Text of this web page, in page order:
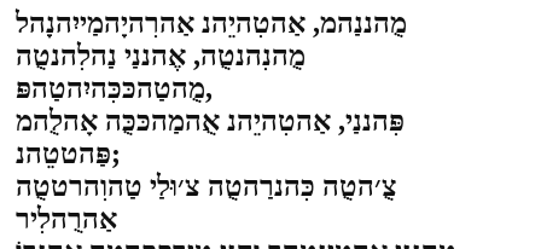
מֻהננַהמ, אַהטִהיֵהנ אַהרִהיָהמַייִהנָהל
מֻהנִהנטֻה, אֶהננַי נַהלִהנטֻה
מֻהטַהכּכִּהיִהטַהפּ,
פִּהננַי, אַהטִהיֵהנ אֻהמַהכּכֻּה אָהלֻהמ
פַּהטטֵהנ;
צֻ׳הטֻה כִּהנרַהטֻה צ׳וּלַי טַהוִהרטטֻה
אַהרֻהלִיר